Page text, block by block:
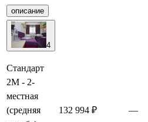
описание
4
Стандарт
2М - 2-
местная
(средняя
132 994 ₽ —